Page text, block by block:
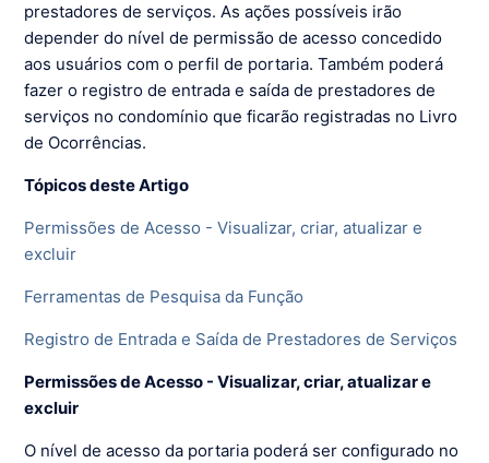
prestadores de serviços. As ações possíveis irão
depender do nível de permissão de acesso concedido
aos usuários com o perfil de portaria. Também poderá
fazer o registro de entrada e saída de prestadores de
serviços no condomínio que ficarão registradas no Livro
de Ocorrências.
Tópicos deste Artigo
Permissões de Acesso - Visualizar, criar, atualizar e
excluir
Ferramentas de Pesquisa da Função
Registro de Entrada e Saída de Prestadores de Serviços
Permissões de Acesso - Visualizar, criar, atualizar e
excluir
O nível de acesso da portaria poderá ser configurado no